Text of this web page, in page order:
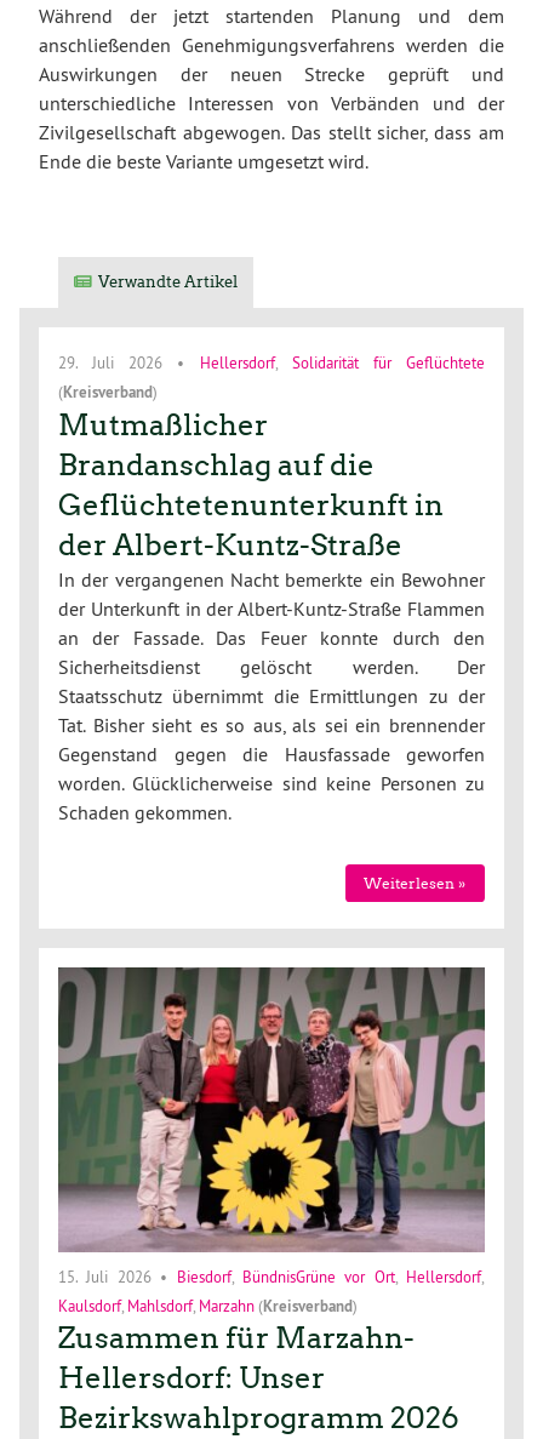
Während der jetzt startenden Planung und dem
anschließenden Genehmigungsverfahrens werden die
Auswirkungen der neuen Strecke geprüft und
unterschiedliche Interessen von Verbänden und der
Zivilgesellschaft abgewogen. Das stellt sicher, dass am
Ende die beste Variante umgesetzt wird.
Verwandte Artikel
29. Juli 2026 • Hellersdorf, Solidarität für Geflüchtete
(Kreisverband)
Mutmaßlicher
Brandanschlag auf die
Geflüchtetenunterkunft in
der Albert-Kuntz-Straße
In der vergangenen Nacht bemerkte ein Bewohner
der Unterkunft in der Albert-Kuntz-Straße Flammen
an der Fassade. Das Feuer konnte durch den
Sicherheitsdienst gelöscht werden. Der
Staatsschutz übernimmt die Ermittlungen zu der
Tat. Bisher sieht es so aus, als sei ein brennender
Gegenstand gegen die Hausfassade geworfen
worden. Glücklicherweise sind keine Personen zu
Schaden gekommen.
Weiterlesen »
15. Juli 2026• Biesdorf, BündnisGrüne vor Ort, Hellersdorf,
Kaulsdorf, Mahlsdorf, Marzahn (Kreisverband)
Zusammen für Marzahn-
Hellersdorf: Unser
Bezirkswahlprogramm 2026